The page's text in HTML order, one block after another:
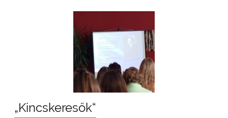
„Kincskeresők“